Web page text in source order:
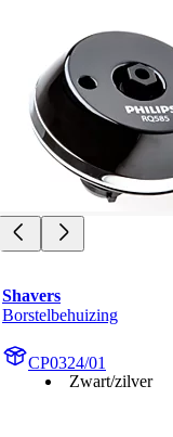
Shavers
Borstelbehuizing
CP0324/01
Zwart/zilver